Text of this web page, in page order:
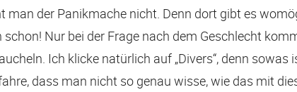
man der Panikmache nicht. Denn dort gibt es
schon! Nur bei der Frage nach dem Geschlecht
Ich klicke natürlich auf „Divers“, denn
dass man nicht so genau wisse, wie das mit